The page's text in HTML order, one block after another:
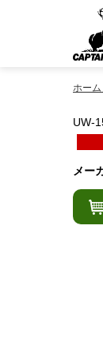
ホーム
UW-
メー